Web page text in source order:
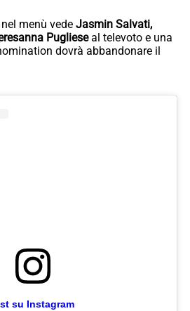
menù vede Jasmin Salvati,
Puglieseal televoto e una
dovrà abbandonare il
su Instagram